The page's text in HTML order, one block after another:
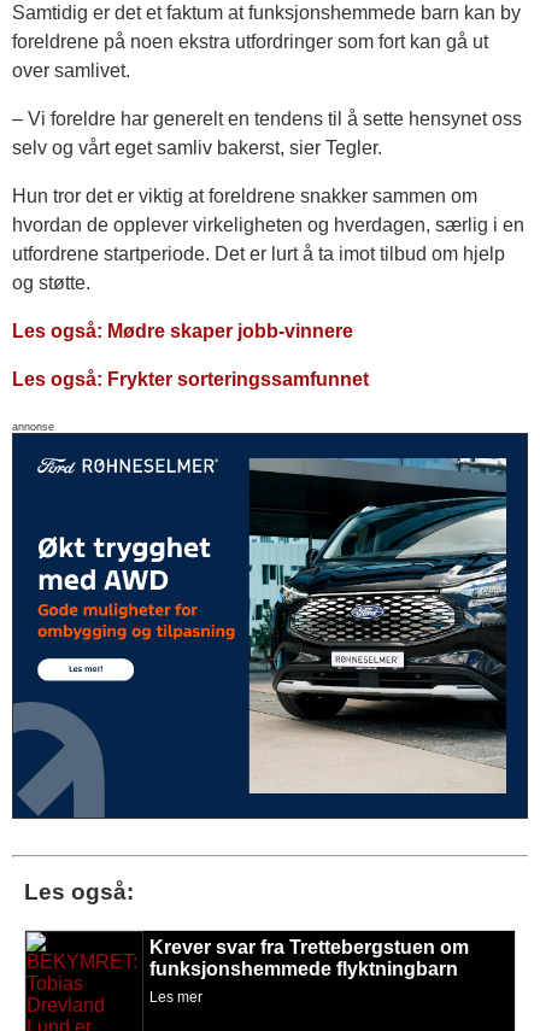
Samtidig er det et faktum at funksjonshemmede barn kan by
foreldrene på noen ekstra utfordringer som fort kan gå ut
over samlivet.
– Vi foreldre har generelt en tendens til å sette hensynet oss
selv og vårt eget samliv bakerst, sier Tegler.
Hun tror det er viktig at foreldrene snakker sammen om
hvordan de opplever virkeligheten og hverdagen, særlig i en
utfordrene startperiode. Det er lurt å ta imot tilbud om hjelp
og støtte.
Les også: Mødre skaper jobb-vinnere
Les også: Frykter sorteringssamfunnet
annonse
Les også:
Krever svar fra Trettebergstuen om
funksjonshemmede flyktningbarn
Les mer